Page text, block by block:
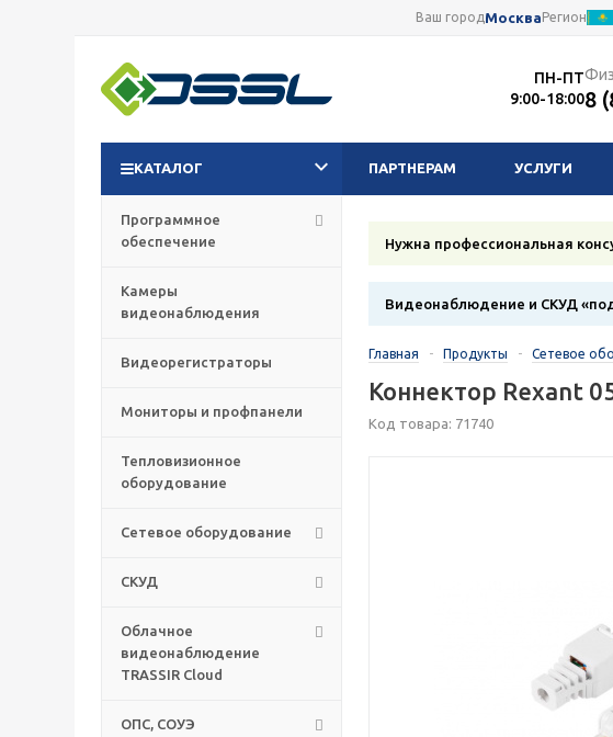
Ваш городМоскваРегион
ПН-ПТ
9:00-18:008
КАТАЛОГ ПАРТНЕРАМ УСЛУГИ
Программное
обеспечение
Камеры
видеонаблюдения
Видеорегистраторы
Мониторы и профпанели
Тепловизионное
оборудование
Сетевое оборудование
СКУД
Облачное
видеонаблюдение
TRASSIR Cloud
ОПС, СОУЭ
Нужна профессиональная
Видеонаблюдение и СКУД
Главная - Продукты - Сетевое
Коннектор Rexant
Код товара: 71740